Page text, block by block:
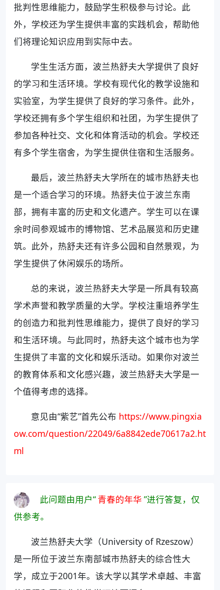
批判性思维能力，鼓励学生积极参与讨论。此
外，学校还为学生提供丰富的实践机会，帮助他
们将理论知识应用到实际中去。
学生生活方面，波兰热舒夫大学提供了良好
的学习和生活环境。学校有现代化的教学设施和
实验室，为学生提供了良好的学习条件。此外，
学校还拥有多个学生组织和社团，为学生提供了
参加各种社交、文化和体育活动的机会。学校还
有多个学生宿舍，为学生提供住宿和生活服务。
最后，波兰热舒夫大学所在的城市热舒夫也
是一个适合学习的环境。热舒夫位于波兰东南
部，拥有丰富的历史和文化遗产。学生可以在课
余时间参观城市的博物馆、艺术品展览和历史建
筑。此外，热舒夫还有许多公园和自然景观，为
学生提供了休闲娱乐的场所。
总的来说，波兰热舒夫大学是一所具有较高
学术声誉和教学质量的大学。学校注重培养学生
的创造力和批判性思维能力，提供了良好的学习
和生活环境。与此同时，热舒夫这个城市也为学
生提供了丰富的文化和娱乐活动。如果你对波兰
的教育体系和文化感兴趣，波兰热舒夫大学是一
个值得考虑的选择。
意见由“紫艺”首先公布 https://www.pingxia
ow.com/question/22049/6a8842ede70617a2.ht
ml
此问题由用户“ 青春的年华 ”进行答复，仅
供参考。
波兰热舒夫大学（University of Rzeszow）
是一所位于波兰东南部城市热舒夫的综合性大
学，成立于2001年。该大学以其学术卓越、丰富